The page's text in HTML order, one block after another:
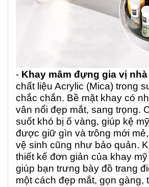
- Khay mâm đựng gia vị nhà
chất liệu Acrylic (Mica) trong
chắc chắn. Bề mặt khay có
vân nổi đẹp mắt, sang trọng.
suốt khó bị ố vàng, giúp kệ
được giữ gìn và trông mới
vệ sinh cũng như bảo quản.
thiết kế đơn giản của khay
giúp bạn trưng bày đồ trang
một cách đẹp mắt, gọn gàng,